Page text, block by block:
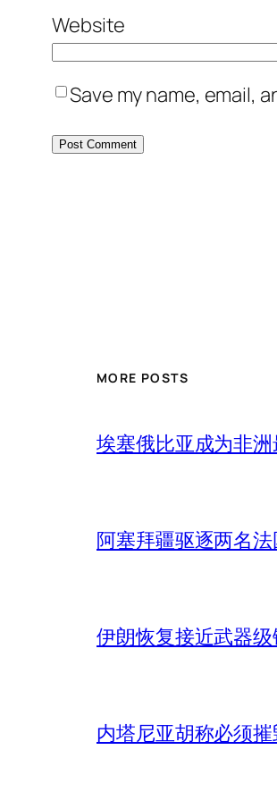
Website
Save my name, email,
MORE POSTS
埃塞俄比亚成为非
阿塞拜疆驱逐两名
伊朗恢复接近武器
内塔尼亚胡称必须